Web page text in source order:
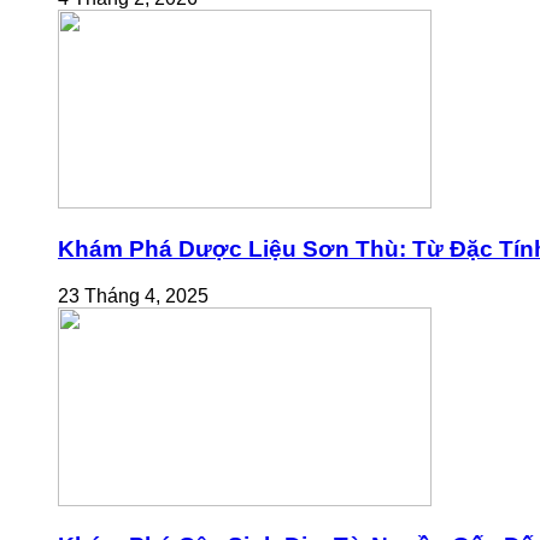
Khám Phá Dược Liệu Sơn Thù: Từ Đặc
23 Tháng 4, 2025